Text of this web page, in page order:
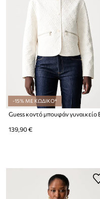
-15% ΜΕ ΚΩΔΙΚΟ*
139,90 €